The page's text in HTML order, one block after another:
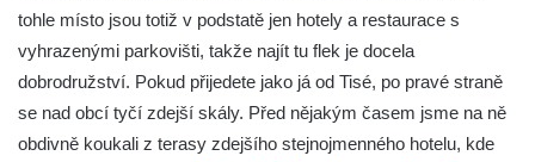
tohle místo jsou totiž v podstatě jen hotely a restaurace s
vyhrazenými parkovišti, takže najít tu flek je docela
dobrodružství. Pokud přijedete jako já od Tisé, po pravé straně
se nad obcí tyčí zdejší skály. Před nějakým časem jsme na ně
obdivně koukali z terasy zdejšího stejnojmenného hotelu, kde